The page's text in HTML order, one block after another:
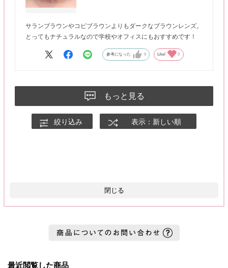
サランブラウンやコピブラウンよりもダークなブラウンレンズ。
とってもナチュラルなので学校やオフィスにもおすすめです！
参考になった 0 Like! 0
もっと見る
絞り込み 表示：新しい順
閉じる
最近閲覧した商品